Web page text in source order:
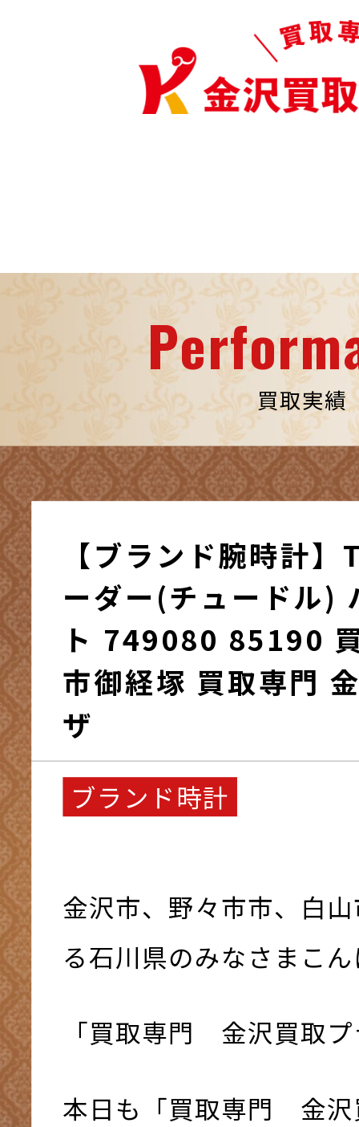
買取実績
【ブランド腕時計
ーダー(チュードル)
ト 749080 85190 買取 / 野々市
市御経塚 買取専門
ザ
ブランド時計
金沢市、野々市市、白
る石川県のみなさまこ
「買取専門 金沢買取
本日も「買取専門 金沢